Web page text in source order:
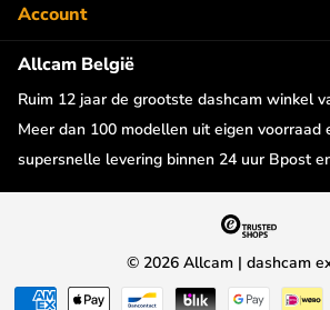
Account
Allcam België
Ruim 12 jaar de grootste dashcam winkel
Meer dan 100 modellen uit eigen voorraad
supersnelle levering binnen 24 uur Bpost
© 2026Allcam | dashcam